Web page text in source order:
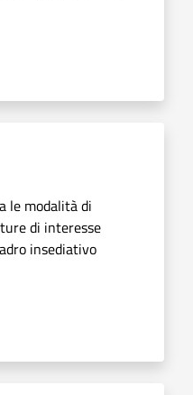
le modalità di
di interesse
insediativo